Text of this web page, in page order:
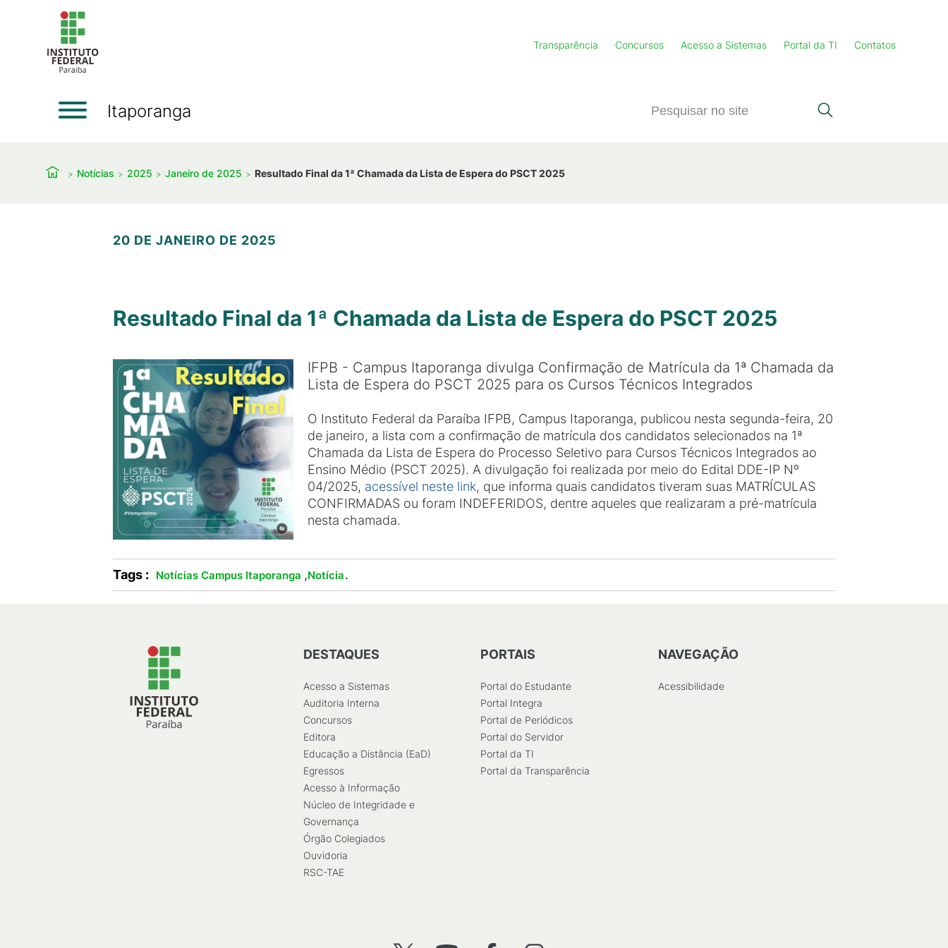
Transparência Concursos Acesso a Sistemas Portal da TI Contatos
Itaporanga
Notícias 2025 Janeiro de 2025 Resultado Final da 1ª Chamada da Lista de Espera do PSCT 2025
20 DE JANEIRO DE 2025
Resultado Final da 1ª Chamada da Lista de Espera do PSCT 2025
IFPB - Campus Itaporanga divulga Confirmação de Matrícula da 1ª Chamada da
Lista de Espera do PSCT 2025 para os Cursos Técnicos Integrados
O Instituto Federal da Paraíba IFPB, Campus Itaporanga, publicou nesta segunda-feira, 20
de janeiro, a lista com a confirmação de matrícula dos candidatos selecionados na 1ª
Chamada da Lista de Espera do Processo Seletivo para Cursos Técnicos Integrados ao
Ensino Médio (PSCT 2025). A divulgação foi realizada por meio do Edital DDE-IP Nº
04/2025, acessível neste link, que informa quais candidatos tiveram suas MATRÍCULAS
CONFIRMADAS ou foram INDEFERIDOS, dentre aqueles que realizaram a pré-matrícula
nesta chamada.
Tags : Notícias Campus Itaporanga ,Notícia.
DESTAQUES
Acesso a Sistemas
Auditoria Interna
Concursos
Editora
Educação a Distância (EaD)
Egressos
Acesso à Informação
Núcleo de Integridade e
Governança
Órgão Colegiados
Ouvidoria
RSC-TAE
PORTAIS
Portal do Estudante
Portal Integra
Portal de Periódicos
Portal do Servidor
Portal da TI
Portal da Transparência
NAVEGAÇÃO
Acessibilidade